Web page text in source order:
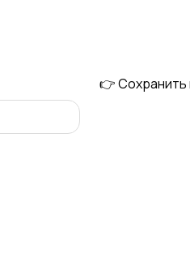
Фасовка и упаковка
👉 Сохранить